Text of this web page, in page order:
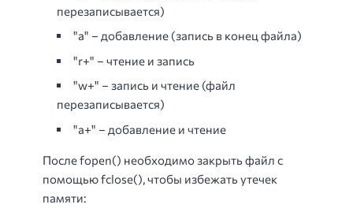
перезаписывается)
"a" – добавление (запись в конец файла)
"r+" – чтение и запись
"w+" – запись и чтение (файл
перезаписывается)
"a+" – добавление и чтение
После fopen() необходимо закрыть файл с
помощью fclose(), чтобы избежать утечек
памяти: